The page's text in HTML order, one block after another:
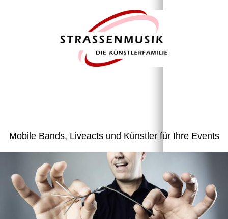
Mobile Bands, Liveacts und Künstler für Ihre Events